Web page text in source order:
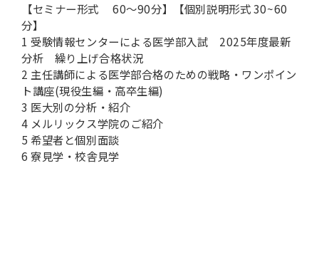
【セミナー形式 60〜90分】【個別説明形式 30~60
分】
1 受験情報センターによる医学部入試 2025年度最新
分析 繰り上げ合格状況
2 主任講師による医学部合格のための戦略・ワンポイン
ト講座(現役生編・高卒生編)
3 医大別の分析・紹介
4 メルリックス学院のご紹介
5 希望者と個別面談
6 寮見学・校舎見学